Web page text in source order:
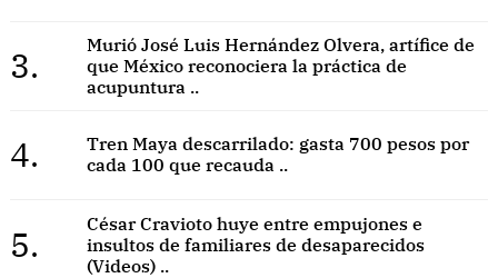
3.
Murió José Luis Hernández Olvera, artífice de
que México reconociera la práctica de
acupuntura ..
4.
Tren Maya descarrilado: gasta 700 pesos por
cada 100 que recauda ..
5.
César Cravioto huye entre empujones e
insultos de familiares de desaparecidos
(Videos) ..